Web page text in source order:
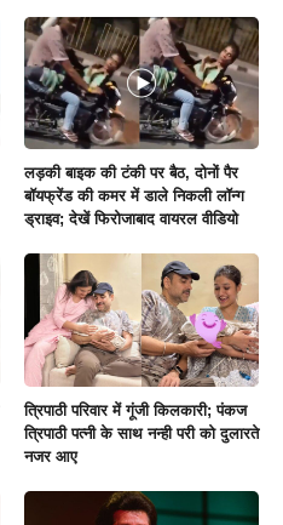
लड़की बाइक की टंकी पर बैठ, दोनों पैर
बॉयफ्रेंड की कमर में डाले निकली लॉन्ग
ड्राइव; देखें फिरोजाबाद वायरल वीडियो
त्रिपाठी परिवार में गूंजी किलकारी; पंकज
त्रिपाठी पत्नी के साथ नन्ही परी को दुलारते
नजर आए